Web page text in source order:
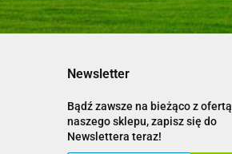
Newsletter
Bądź zawsze na bieżąco z ofertą
naszego sklepu, zapisz się do
Newslettera teraz!